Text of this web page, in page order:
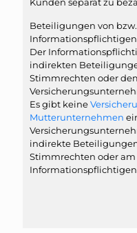
Beteiligungen von
Der
indirekten
Stimmrechten oder
Es gibt keine
Mutterunternehmen
indirekte
Stimmrechten oder am